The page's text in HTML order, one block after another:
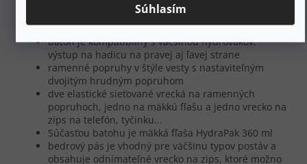
Súhlasím
trojitá regulácia objemu: vrchný rolovací uzáver,
predná elastická šnúrka a bočné popruhy
batoh je kompatibilný s väčšinou hydrovakov,
výstup na hadicu na pravej aj ľavej strane
ramenné popruhy v štýle vesty s nastaviteľným
dvojitým hrudným popruhom
dve elastické sieťované vrecká na ramenných
popruhoch, jedno na mäkkú fľašu a jedno vrecko na
zips na telefón, tyčinku...
Súčasťou batohu je mäkká fľaša HydraPak 360 ml
bedrový pás je vhodný pre väčšinu typov postáv a
obsahuje odnímateľné vrecko na zips, ktoré možno